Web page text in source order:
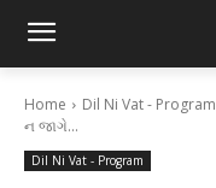
Home Dil Ni Vat - Program
ન જાગે...
Dil Ni Vat - Program